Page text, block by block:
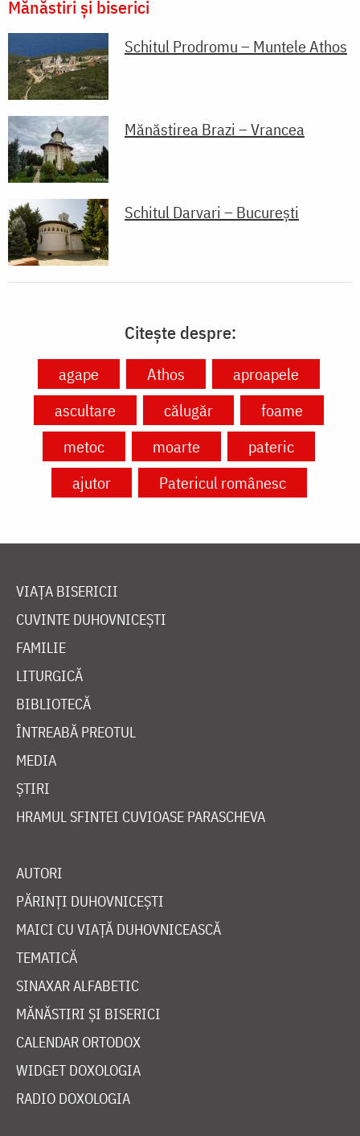
Mănăstiri și biserici
Schitul Prodromu – Muntele Athos
Mănăstirea Brazi – Vrancea
Schitul Darvari – București
Citește despre:
agape Athos
aproapele
ascultare
călugăr
foame
metoc
moarte
pateric
ajutor
Patericul românesc
VIAȚA BISERICII
CUVINTE DUHOVNICEȘTI
FAMILIE
LITURGICĂ
BIBLIOTECĂ
ÎNTREABĂ PREOTUL
MEDIA
ȘTIRI
HRAMUL SFINTEI CUVIOASE PARASCHEVA
AUTORI
PĂRINȚI DUHOVNICEȘTI
MAICI CU VIAȚĂ DUHOVNICEASCĂ
TEMATICĂ
SINAXAR ALFABETIC
MĂNĂSTIRI ȘI BISERICI
CALENDAR ORTODOX
WIDGET DOXOLOGIA
RADIO DOXOLOGIA